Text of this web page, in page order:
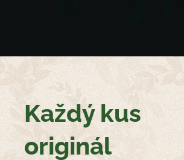
Každý kus
originál